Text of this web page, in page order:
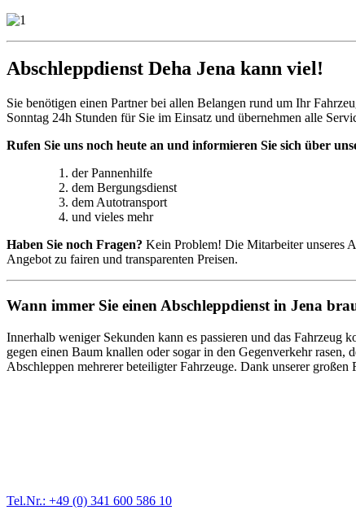
Abschleppdienst Deha Jena kann viel!
Sie benötigen einen Partner bei allen Belangen rund um Ihr
Sonntag 24h Stunden für Sie im Einsatz und übernehmen alle
Rufen Sie uns noch heute an und informieren Sie sich über
der Pannenhilfe
dem Bergungsdienst
dem Autotransport
und vieles mehr
Haben Sie noch Fragen? Kein Problem! Die Mitarbeiter unseres
Angebot zu fairen und transparenten Preisen.
Wann immer Sie einen Abschleppdienst in Jena
Innerhalb weniger Sekunden kann es passieren und das Fahrzeug
gegen einen Baum knallen oder sogar in den Gegenverkehr
Abschleppen mehrerer beteiligter Fahrzeuge. Dank unserer
Tel.Nr.: +49 (0) 341 600 586 10